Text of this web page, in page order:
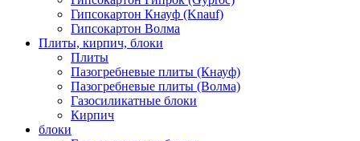
Гипсокартон Кнауф (Knauf)
Гипсокартон Волма
Плиты, кирпич, блоки
Плиты
Пазогребневые плиты (Кнауф)
Пазогребневые плиты (Волма)
Газосиликатные блоки
Кирпич
блоки